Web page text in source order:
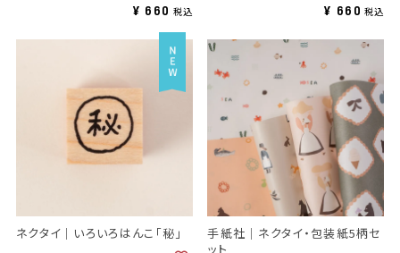
¥ 660 税込 ¥ 660 税込
ネクタイ｜いろいろはんこ「秘」
手紙社｜ネクタイ・包装紙5柄セ
ット